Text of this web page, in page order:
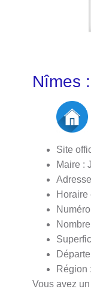
Nîmes
Site
Maire :
Horaire
Région
Vous avez